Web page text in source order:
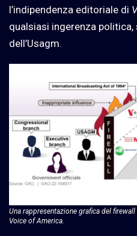
l’indipendenza editoriale di
qualsiasi ingerenza
dell’Usagm.
Una rappresentazione grafica del
Voice of America.